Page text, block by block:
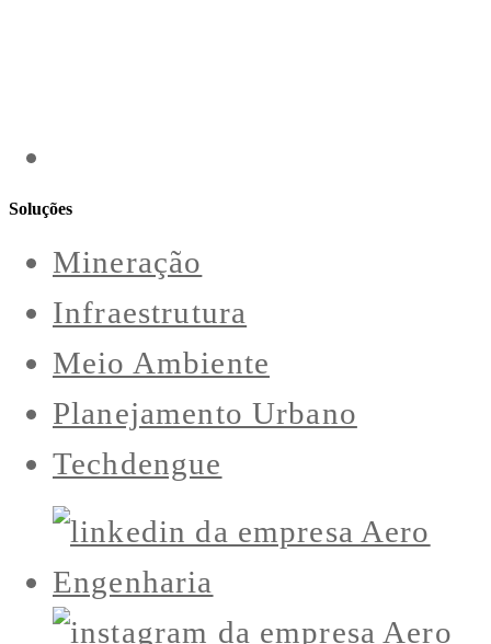
Soluções
Mineração
Infraestrutura
Meio Ambiente
Planejamento Urbano
Techdengue